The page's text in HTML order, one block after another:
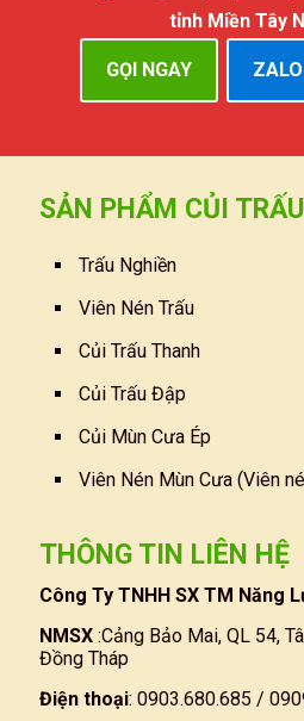
tỉnh Miền Tây
GỌI NGAY ZALO
SẢN PHẨM CỦI TRẤU
Trấu Nghiền
Viên Nén Trấu
Củi Trấu Thanh
Củi Trấu Đập
Củi Mùn Cưa Ép
Viên Nén Mùn Cưa (Viên
THÔNG TIN LIÊN HỆ
Công Ty TNHH SX TM Năng
NMSX :Cảng Bảo Mai, QL 54,
Đồng Tháp
Điện thoại: 0903.680.685 /